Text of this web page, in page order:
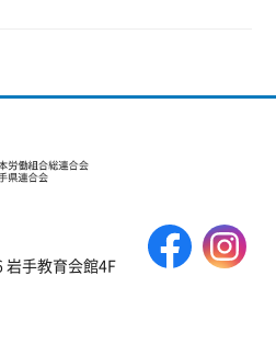
岩手教育会館4F